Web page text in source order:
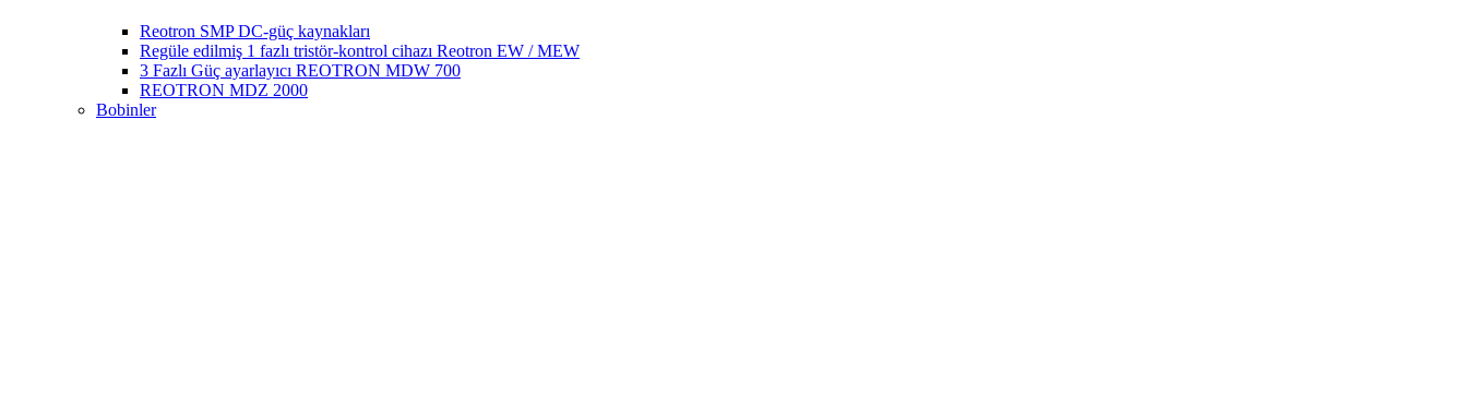
Reotron SMP DC-güç kaynakları
Regüle edilmiş 1 fazlı tristör-kontrol cihazı Reotron EW / MEW
3 Fazlı Güç ayarlayıcı REOTRON MDW 700
REOTRON MDZ 2000
Bobinler